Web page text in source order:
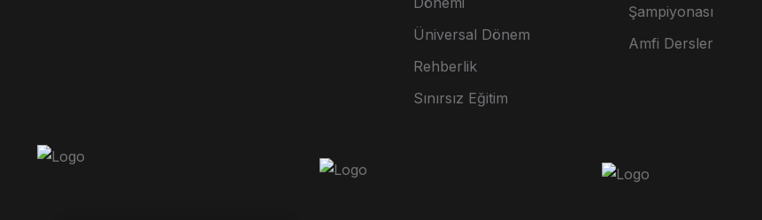
Üniversal Dönem
Rehberlik
Sınırsız Eğitim
Şampiyonası
Amfi Dersler